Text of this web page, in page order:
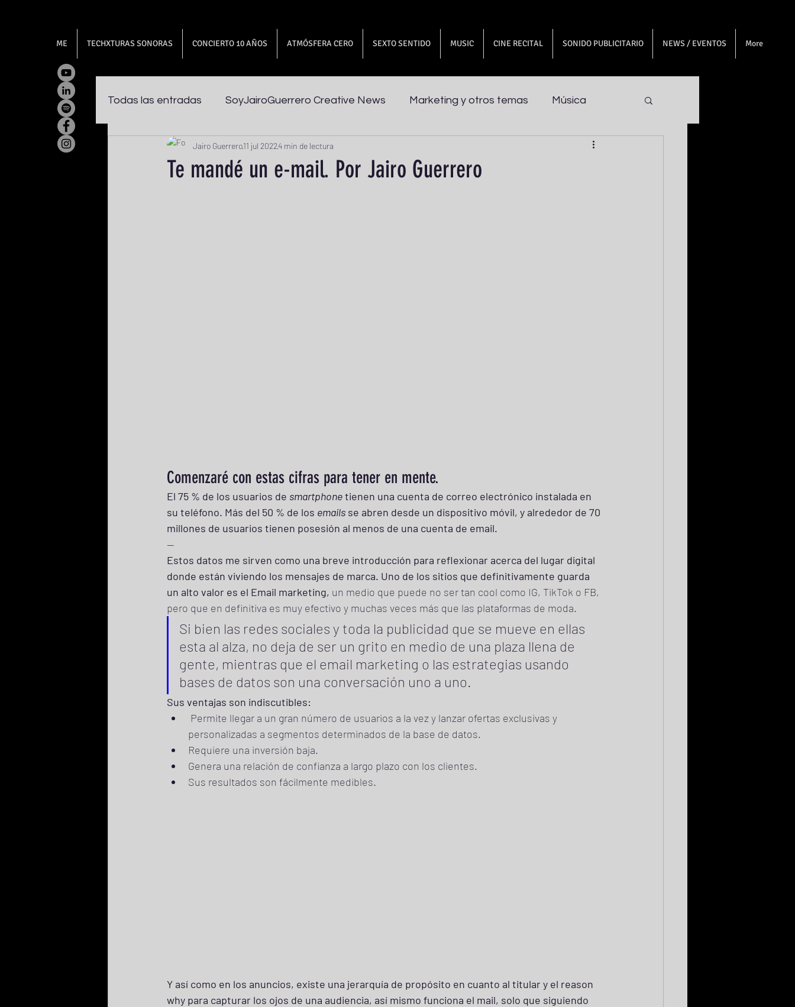
ME TECHXTURAS SONORAS CONCIERTO 10 AÑOS ATMÓSFERA CERO SEXTO SENTIDO MUSIC CINE RECITAL SONIDO PUBLICITARIO NEWS / EVENTOS More
Todas las entradas SoyJairoGuerrero Creative News Marketing y otros temas Música
Te mandé un e-mail. Por Jairo Guerrero
Jairo Guerrero11 jul 20224 min de lectura
Comenzaré con estas cifras para tener en mente.
El 75 % de los usuarios de smartphone tienen una cuenta de correo electrónico instalada en
su teléfono. Más del 50 % de los emails se abren desde un dispositivo móvil, y alrededor de 70
millones de usuarios tienen posesión al menos de una cuenta de email.
—
Estos datos me sirven como una breve introducción para reflexionar acerca del lugar digital
donde están viviendo los mensajes de marca. Uno de los sitios que definitivamente guarda
un alto valor es el Email marketing, un medio que puede no ser tan cool como IG, TikTok o FB,
pero que en definitiva es muy efectivo y muchas veces más que las plataformas de moda.
Si bien las redes sociales y toda la publicidad que se mueve en ellas
esta al alza, no deja de ser un grito en medio de una plaza llena de
gente, mientras que el email marketing o las estrategias usando
bases de datos son una conversación uno a uno.
Sus ventajas son indiscutibles:
personalizadas a segmentos determinados de la base de datos.
Requiere una inversión baja.
Genera una relación de confianza a largo plazo con los clientes.
Sus resultados son fácilmente medibles.
Y así como en los anuncios, existe una jerarquía de propósito en cuanto al titular y el reason
why para capturar los ojos de una audiencia, así mismo funciona el mail, solo que siguiendo